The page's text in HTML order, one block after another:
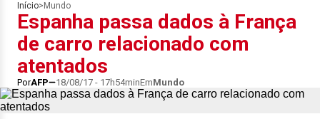
Início> Mundo
Espanha passa dados à França
de carro relacionado com
atentados
PorAFP 18/08/17 - 17h54minEmMundo